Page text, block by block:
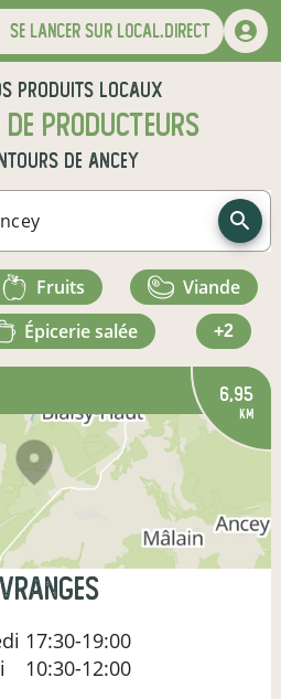
se lancer sur local.direct
produits locaux
producteurs
de Ancey
fruits
viande
épicerie salée +2
6,95
km
17:30-19:00
10:30-12:00